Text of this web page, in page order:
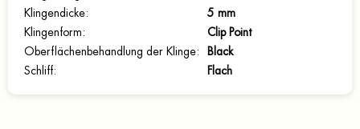
Klingendicke:
5 mm
Klingenform :
Clip Point
Oberflächenbehandlung der Klinge:
Black
Schliff: Flach